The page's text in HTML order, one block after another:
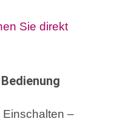
–